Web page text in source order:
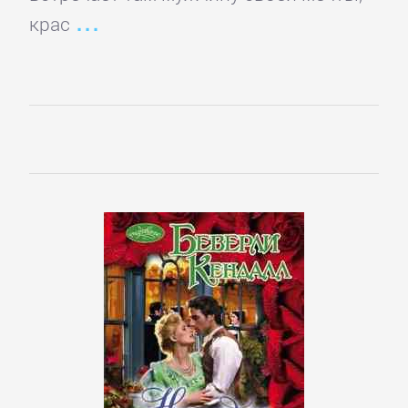
крас
подбор
персонала
Ценные
Экономика
БОЕВИКИ
фантастика